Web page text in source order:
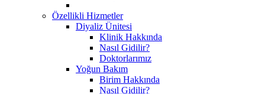
Özellikli Hizmetler
Diyaliz Ünitesi
Klinik Hakkında
Nasıl Gidilir?
Doktorlarımız
Yoğun Bakım
Birim Hakkında
Nasıl Gidilir?